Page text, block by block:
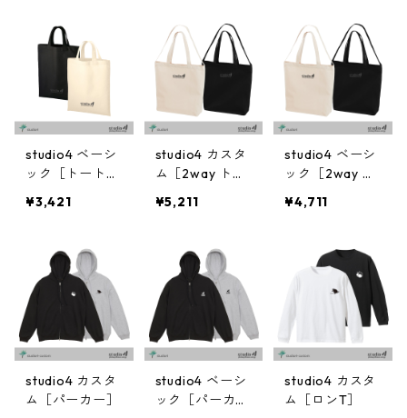
studio4 ベーシ
ック［トートバ
¥3,421
studio4 カスタ
ム［2way トー
¥5,211
studio4 ベーシ
ック［2way ト
¥4,711
studio4 カスタ
ム［パーカー］
studio4 ベーシ
ック［パーカ
studio4 カスタ
ム［ロンT］